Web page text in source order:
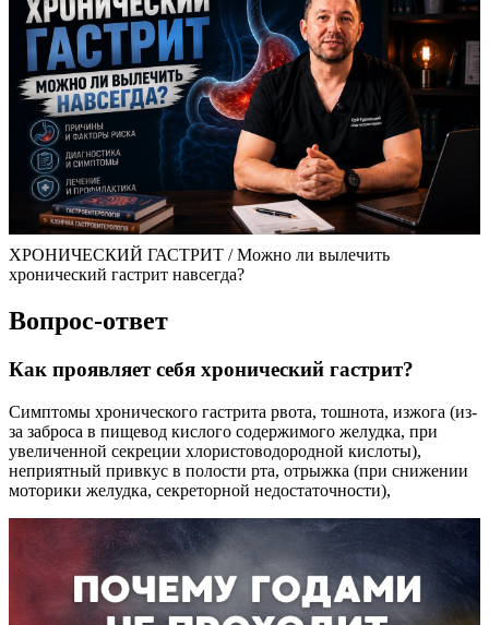
ХРОНИЧЕСКИЙ ГАСТРИТ / Можно ли вылечить
хронический гастрит навсегда?
Вопрос-ответ
Как проявляет себя хронический гастрит?
Симптомы хронического гастрита рвота, тошнота, изжога (из-
за заброса в пищевод кислого содержимого желудка, при
увеличенной секреции хлористоводородной кислоты),
неприятный привкус в полости рта, отрыжка (при снижении
моторики желудка, секреторной недостаточности),